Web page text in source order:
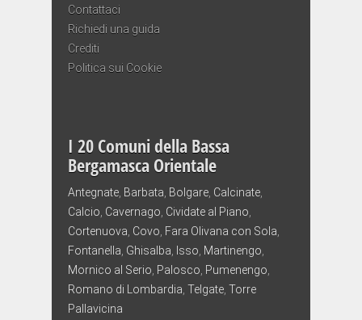
Contattaci
Richiedi una guida
Crediti
Politica sui Cookie
I 20 Comuni della Bassa
Bergamasca Orientale
Antegnate Barbata Bolgare Calcinate
Calcio Cavernago Cividate al Piano
Cortenuova Covo Fara Olivana con Sola
Fontanella Ghisalba Isso Martinengo
Mornico al Serio Palosco Pumenengo
Romano di Lombardia Telgate Torre
Pallavicina